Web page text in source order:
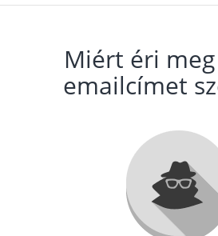
Miért éri
emailcímet